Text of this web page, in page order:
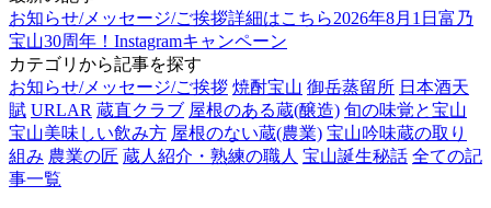
お知らせ/メッセージ/ご挨拶詳細はこちら2026年8月1日 富乃
宝山30周年！Instagramキャンペーン
カテゴリから記事を探す
お知らせ/メッセージ/ご挨拶 焼酎宝山 御岳蒸留所 日本酒天
賦 URLAR 蔵直クラブ 屋根のある蔵(醸造) 旬の味覚と宝山
宝山美味しい飲み方 屋根のない蔵(農業) 宝山吟味蔵の取り
組み 農業の匠 蔵人紹介・熟練の職人 宝山誕生秘話 全ての記
事一覧